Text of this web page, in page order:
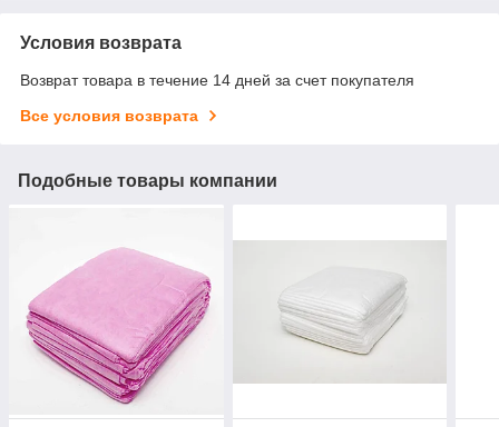
Условия возврата
Возврат товара в течение 14 дней за счет покупателя
Все условия возврата
Подобные товары компании